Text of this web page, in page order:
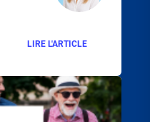
LIRE L'ARTICLE